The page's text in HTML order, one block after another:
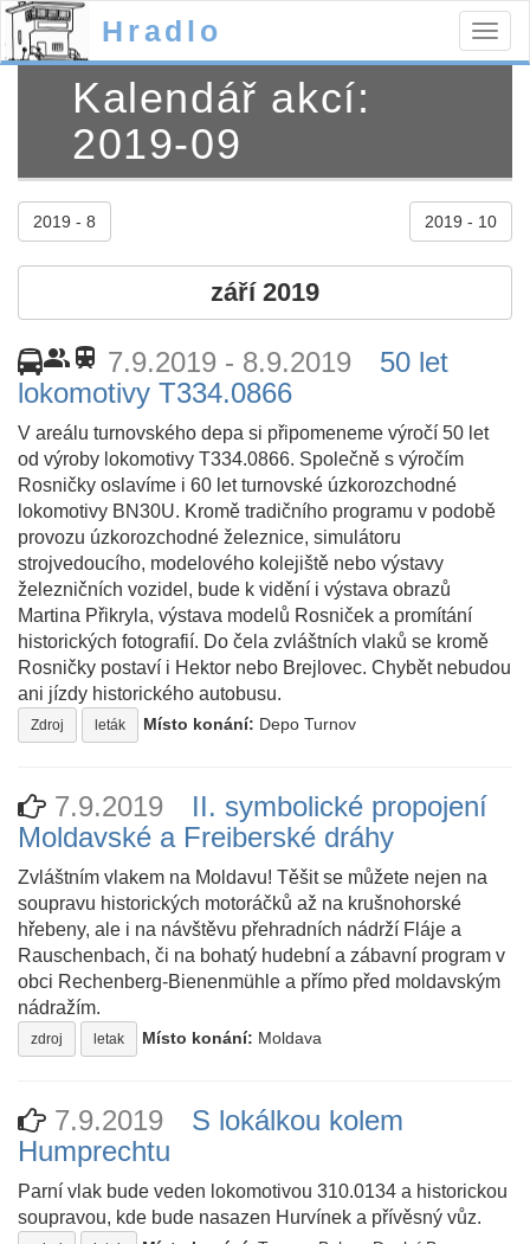
Hradlo
Kalendář akcí:
2019-09
2019 - 8 2019 - 10
září 2019
people_alt train 7.9.2019 - 8.9.2019
50 let
lokomotivy T334.0866
V areálu turnovského depa si připomeneme výročí 50 let
od výroby lokomotivy T334.0866. Společně s výročím
Rosničky oslavíme i 60 let turnovské úzkorozchodné
lokomotivy BN30U. Kromě tradičního programu v podobě
provozu úzkorozchodné železnice, simulátoru
strojvedoucího, modelového kolejiště nebo výstavy
železničních vozidel, bude k vidění i výstava obrazů
Martina Přikryla, výstava modelů Rosniček a promítání
historických fotografií. Do čela zvláštních vlaků se kromě
Rosničky postaví i Hektor nebo Brejlovec. Chybět nebudou
ani jízdy historického autobusu.
Zdroj leták Místo konání: Depo Turnov
7.9.2019
II. symbolické propojení
Moldavské a Freiberské dráhy
Zvláštním vlakem na Moldavu! Těšit se můžete nejen na
soupravu historických motoráčků až na krušnohorské
hřebeny, ale i na návštěvu přehradních nádrží Fláje a
Rauschenbach, či na bohatý hudební a zábavní program v
obci Rechenberg-Bienenmühle a přímo před moldavským
nádražím.
zdroj letak Místo konání: Moldava
7.9.2019
S lokálkou kolem
Humprechtu
Parní vlak bude veden lokomotivou 310.0134 a historickou
soupravou, kde bude nasazen Hurvínek a přívěsný vůz.